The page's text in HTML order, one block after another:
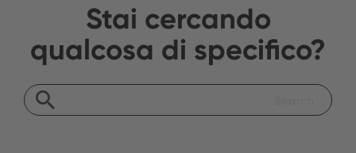
Stai cercando
qualcosa di specifico?